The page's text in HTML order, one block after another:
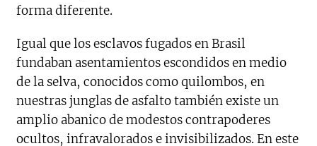
forma diferente.
Igual que los esclavos fugados en Brasil
fundaban asentamientos escondidos en medio
de la selva, conocidos como quilombos, en
nuestras junglas de asfalto también existe un
amplio abanico de modestos contrapoderes
ocultos, infravalorados e invisibilizados. En este